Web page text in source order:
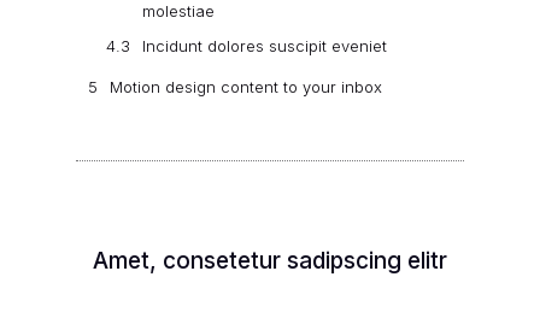
molestiae
Incidunt dolores suscipit eveniet
Motion design content to your inbox
Amet, consetetur sadipscing elitr